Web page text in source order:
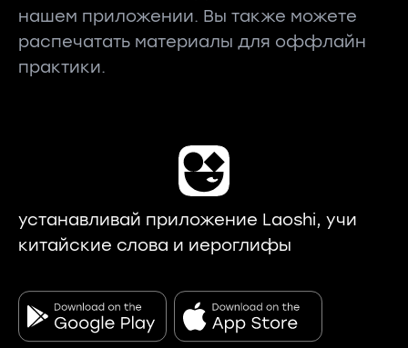
нашем приложении. Вы также можете
распечатать материалы для оффлайн
практики.
устанавливай приложение Laoshi, учи
китайские слова и иероглифы